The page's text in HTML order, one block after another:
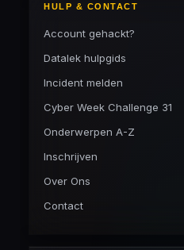
HULP & CONTACT
Account gehackt?
Datalek hulpgids
Incident melden
Cyber Week Challenge 31
Onderwerpen A-Z
Inschrijven
Over Ons
Contact